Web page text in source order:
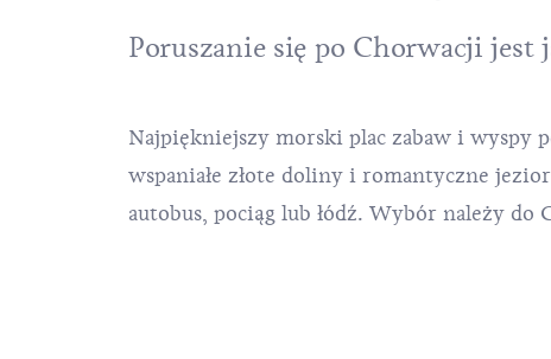
Poruszanie się po Chorwacji
Najpiękniejszy morski plac zabaw i wyspy
wspaniałe złote doliny i romantyczne
autobus, pociąg lub łódź. Wybór należy